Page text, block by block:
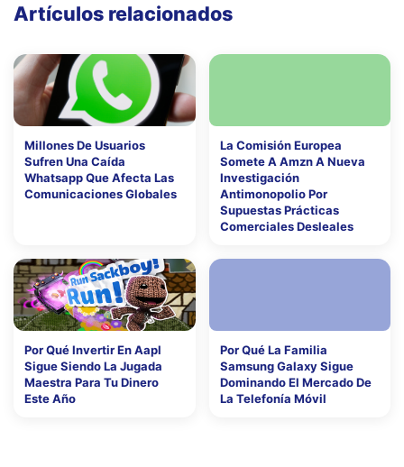
Artículos relacionados
Millones De Usuarios
Sufren Una Caída
Whatsapp Que Afecta Las
Comunicaciones Globales
La Comisión Europea
Somete A Amzn A Nueva
Investigación
Antimonopolio Por
Supuestas Prácticas
Comerciales Desleales
Por Qué Invertir En Aapl
Sigue Siendo La Jugada
Maestra Para Tu Dinero
Este Año
Por Qué La Familia
Samsung Galaxy Sigue
Dominando El Mercado De
La Telefonía Móvil